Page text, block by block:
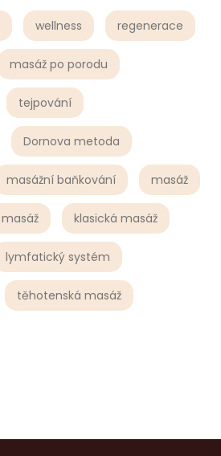
wellness regenerace
masáž po porodu
tejpování
Dornova metoda
masážní baňkování masáž
klasická masáž
lymfatický systém
těhotenská masáž